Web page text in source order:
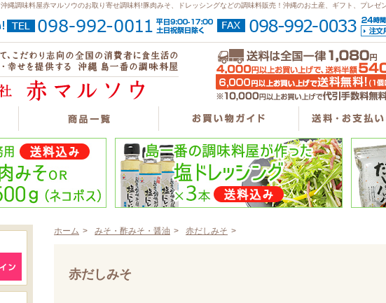
沖縄調味料屋赤マルソウのお取り寄せ調味料!豚肉みそ、ドレッシングなどの調味料販売！沖縄のお土産、ギフト、プレゼ
ホーム > みそ・酢みそ・醤油 > 赤だしみそ >
赤だしみそ